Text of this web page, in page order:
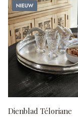
Nieuw
Dienblad Téloriane